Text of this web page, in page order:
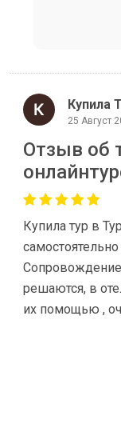
Купила
25 Август
Отзыв об
Купила тур в
Сопровождение
решаются, в
их помощью ,